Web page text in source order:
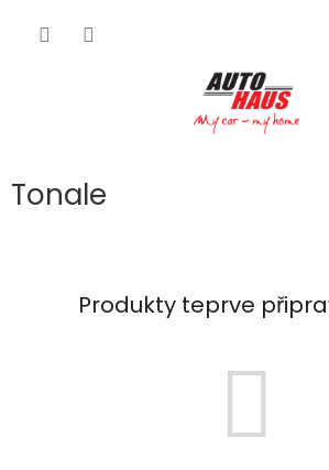
Tonale
Produkty teprve